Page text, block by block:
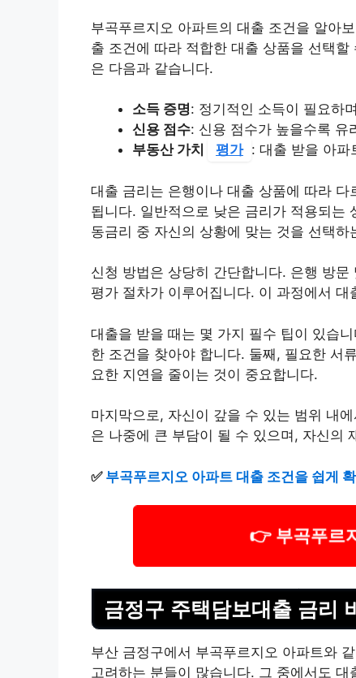
부곡푸르지오 아파트의 대출 조건을 알아
출 조건에 따라 적합한 대출 상품을 선택
은 다음과 같습니다.
소득 증명: 정기적인 소득이 필요하
신용 점수: 신용 점수가 높을수록 유
부동산 가치
평가 : 대출 받을 아파
대출 금리는 은행이나 대출 상품에 따라 다
됩니다. 일반적으로 낮은 금리가 적용되는
동금리 중 자신의 상황에 맞는 것을 선택하
신청 방법은 상당히 간단합니다. 은행 방
평가 절차가 이루어집니다. 이 과정에서
대출을 받을 때는 몇 가지 필수 팁이 있습
한 조건을 찾아야 합니다. 둘째, 필요한 서
요한 지연을 줄이는 것이 중요합니다.
마지막으로, 자신이 갚을 수 있는 범위 내
은 나중에 큰 부담이 될 수 있으며, 자신의
✅ 부곡푸르지오 아파트 대출 조건을 쉽게
👉 부곡푸르
금정구 주택담보대출 금리
부산 금정구에서 부곡푸르지오 아파트와
고려하는 분들이 많습니다. 그 중에서도